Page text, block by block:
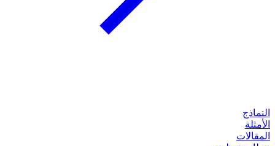
النماذج
الأمثلة
المقالات